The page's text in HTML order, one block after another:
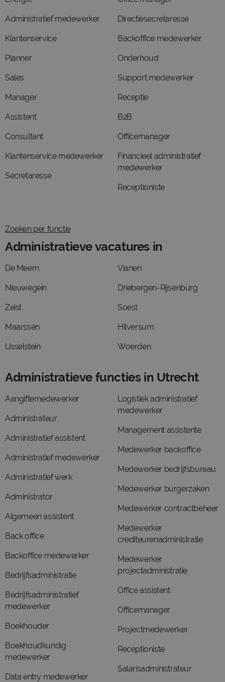
Administratief medewerker
Klantenservice
Planner
Sales
Manager
Assistent
Consultant
Klantenservice medewerker
Secretaresse
Directiesecretaresse
Backoffice medewerker
Onderhoud
Support medewerker
Receptie
B2B
Officemanager
Financieel administratief
medewerker
Receptioniste
Zoeken per functie
Administratieve vacatures in
De Meern
Nieuwegein
Zeist
Maarssen
IJsselstein
Vianen
Driebergen-Rijsenburg
Soest
Hilversum
Woerden
Administratieve functies in Utrecht
Aangiftemedewerker
Administrateur
Administratief assistent
Administratief medewerker
Administratief werk
Administrator
Algemeen assistent
Back office
Backoffice medewerker
Bedrijfsadministratie
Bedrijfsadministratief
medewerker
Boekhouder
Boekhoudkundig
medewerker
Data entry medewerker
Logistiek administratief
medewerker
Management assistente
Medewerker backoffice
Medewerker bedrijfsbureau
Medewerker burgerzaken
Medewerker contractbeheer
Medewerker
crediteurenadministratie
Medewerker
projectadministratie
Office assistent
Officemanager
Projectmedewerker
Receptioniste
Salarisadministrateur